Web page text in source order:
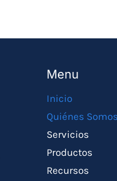
Menu
Inicio
Quiénes Somos
Servicios
Productos
Recursos